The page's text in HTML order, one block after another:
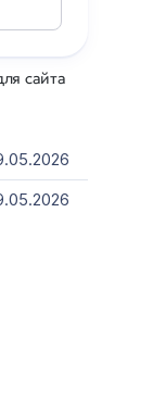
сайта